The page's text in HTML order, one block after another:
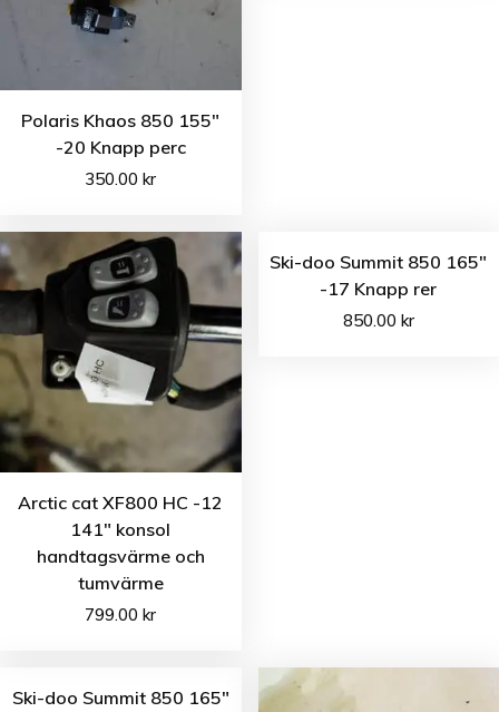
Polaris Khaos 850 155″
-20 Knapp perc
350.00kr
Arctic cat XF800 HC -12
141″ konsol
handtagsvärme och
tumvärme
799.00kr
Ski-doo Summit 850 165″
-17 Knapp rer
850.00 kr
Ski-doo Summit 850 165″